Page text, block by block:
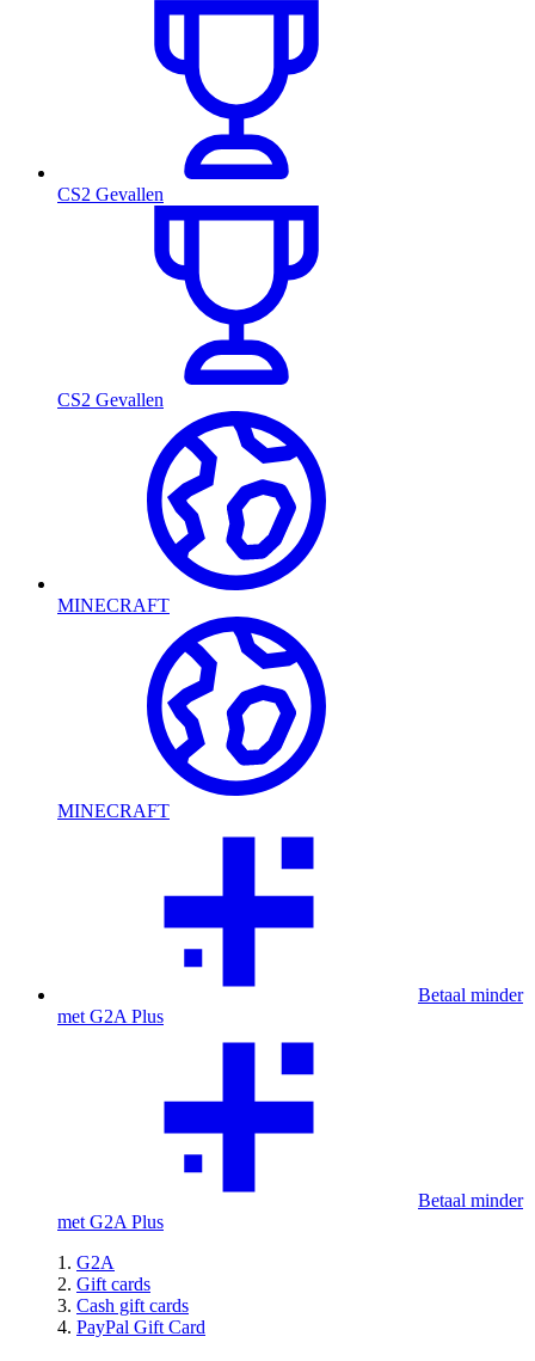
CS2 Gevallen
CS2 Gevallen
MINECRAFT
MINECRAFT
Betaal minder
met G2A Plus
Betaal minder
met G2A Plus
G2A
Gift cards
Cash gift cards
PayPal Gift Card